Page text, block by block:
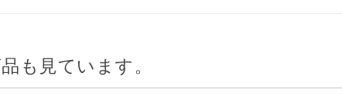
も見ています。